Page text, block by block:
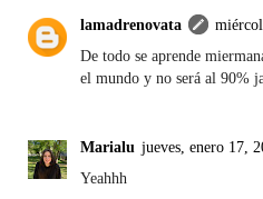
lamadrenovata
De todo se aprende
el mundo y no será al 90%
Marialu jueves, enero 17,
Yeahhh